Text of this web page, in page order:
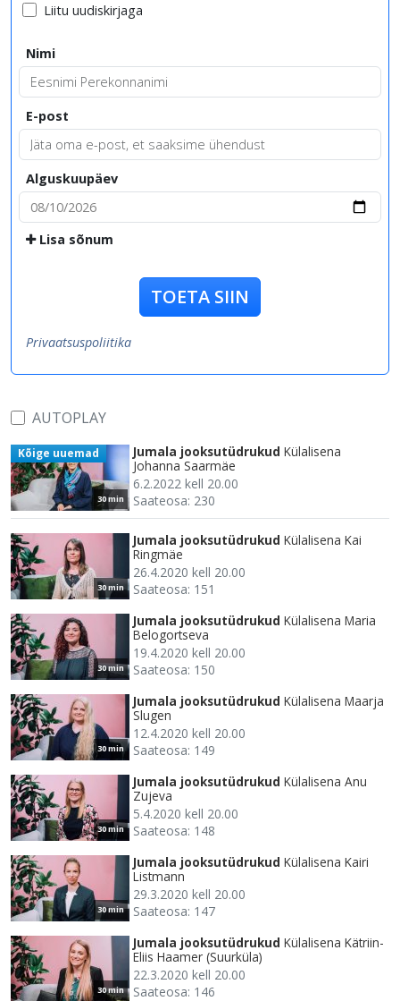
Liitu uudiskirjaga
Nimi
E-post
Alguskuupäev
Lisa sõnum
TOETA SIIN
Privaatsuspoliitika
AUTOPLAY
30 min
Kõige uuemad Jumala jooksutüdrukud Külalisena
Johanna Saarmäe
6.2.2022 kell 20.00
Saateosa: 230
30 min
Jumala jooksutüdrukud Külalisena Kai
Ringmäe
26.4.2020 kell 20.00
Saateosa: 151
30 min
Jumala jooksutüdrukud Külalisena Maria
Belogortseva
19.4.2020 kell 20.00
Saateosa: 150
30 min
Jumala jooksutüdrukud Külalisena Maarja
Slugen
12.4.2020 kell 20.00
Saateosa: 149
30 min
Jumala jooksutüdrukud Külalisena Anu
Zujeva
5.4.2020 kell 20.00
Saateosa: 148
30 min
Jumala jooksutüdrukud Külalisena Kairi
Listmann
29.3.2020 kell 20.00
Saateosa: 147
30 min
Jumala jooksutüdrukud Külalisena Kätriin-
Eliis Haamer (Suurküla)
22.3.2020 kell 20.00
Saateosa: 146